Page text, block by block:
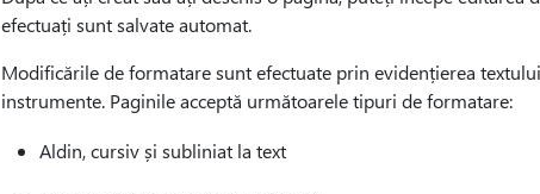
efectuați sunt salvate automat.
Modificările de formatare sunt efectuate prin evidențierea
instrumente. Paginile acceptă următoarele tipuri de formatare:
Aldin, cursiv și subliniat la text